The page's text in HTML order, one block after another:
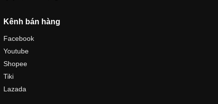
Kênh bán hàng
Facebook
Youtube
Shopee
Tiki
Lazada